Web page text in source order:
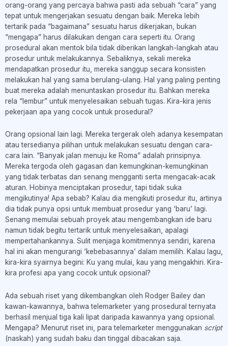
orang-orang yang percaya bahwa pasti ada sebuah “cara” yang
tepat untuk mengerjakan sesuatu dengan baik. Mereka lebih
tertarik pada “bagaimana” sesuatu harus dikerjakan, bukan
“mengapa” harus dilakukan dengan cara seperti itu. Orang
prosedural akan mentok bila tidak diberikan langkah-langkah atau
prosedur untuk melakukannya. Sebaliknya, sekali mereka
mendapatkan prosedur itu, mereka sanggup secara konsisten
melakukan hal yang sama berulang-ulang. Hal yang paling penting
buat mereka adalah menuntaskan prosedur itu. Bahkan mereka
rela “lembur” untuk menyelesaikan sebuah tugas. Kira-kira jenis
pekerjaan apa yang cocok untuk prosedural?
Orang opsional lain lagi. Mereka tergerak oleh adanya kesempatan
atau tersedianya pilihan untuk melakukan sesuatu dengan cara-
cara lain. “Banyak jalan menuju ke Roma” adalah prinsipnya.
Mereka tergoda oleh gagasan dan kemungkinan-kemungkinan
yang tidak terbatas dan senang mengganti serta mengacak-acak
aturan. Hobinya menciptakan prosedur, tapi tidak suka
mengikutinya! Apa sebab? Kalau dia mengikuti prosedur itu, artinya
dia tidak punya opsi untuk membuat prosedur yang ‘baru’ lagi.
Senang memulai sebuah proyek atau mengembangkan ide baru
namun tidak begitu tertarik untuk menyelesaikan, apalagi
mempertahankannya. Sulit menjaga komitmennya sendiri, karena
hal ini akan mengurangi ‘kebebasannya’ dalam memilih. Kalau lagu,
kira-kira syairnya begini: Ku yang mulai, kau yang mengakhiri. Kira-
kira profesi apa yang cocok untuk opsional?
Ada sebuah riset yang dikembangkan oleh Rodger Bailey dan
kawan-kawannya, bahwa telemarketer yang prosedural ternyata
berhasil menjual tiga kali lipat daripada kawannya yang opsional.
Mengapa? Menurut riset ini, para telemarketer menggunakan script
(naskah) yang sudah baku dan tinggal dibacakan saja.